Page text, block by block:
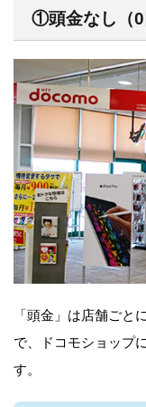
①頭金なし（0
「頭金」は店舗ごと
で、ドコモショップ
す。